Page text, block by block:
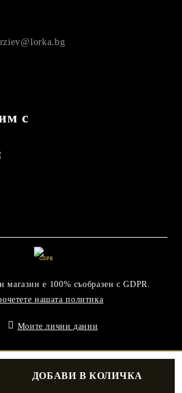
с
GDPR
магазин е 100% съобразен с GDPR.
нашата политика
Моите лични данни